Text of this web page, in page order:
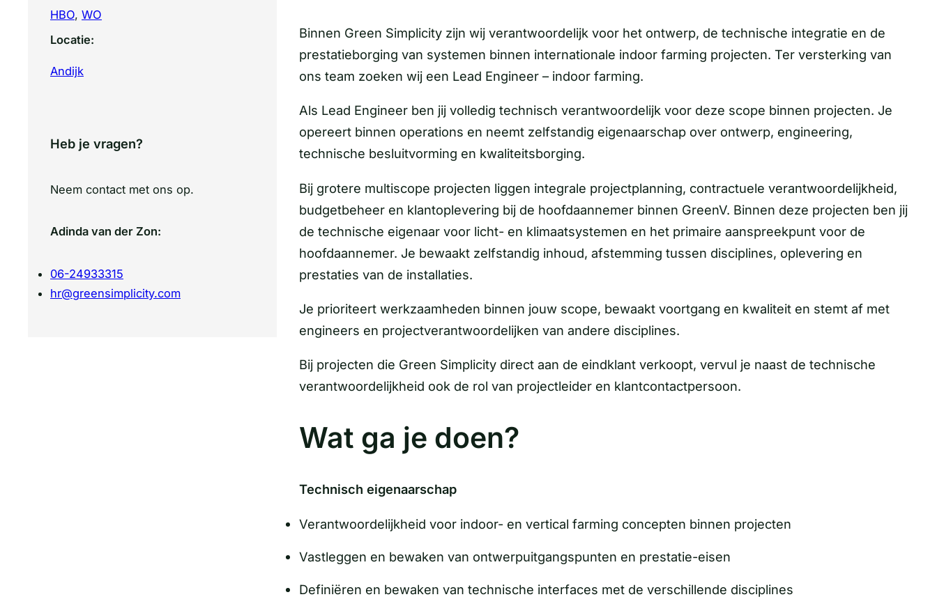
HBO, WO
Locatie:
Andijk
Heb je vragen?
Neem contact met ons op.
Adinda van der Zon:
06-24933315
hr@greensimplicity.com
Binnen Green Simplicity zijn wij verantwoordelijk voor het ontwerp, de technische integratie en de
prestatieborging van systemen binnen internationale indoor farming projecten. Ter versterking van
ons team zoeken wij een Lead Engineer – indoor farming.
Als Lead Engineer ben jij volledig technisch verantwoordelijk voor deze scope binnen projecten. Je
opereert binnen operations en neemt zelfstandig eigenaarschap over ontwerp, engineering,
technische besluitvorming en kwaliteitsborging.
Bij grotere multiscope projecten liggen integrale projectplanning, contractuele verantwoordelijkheid,
budgetbeheer en klantoplevering bij de hoofdaannemer binnen GreenV. Binnen deze projecten ben jij
de technische eigenaar voor licht- en klimaatsystemen en het primaire aanspreekpunt voor de
hoofdaannemer. Je bewaakt zelfstandig inhoud, afstemming tussen disciplines, oplevering en
prestaties van de installaties.
Je prioriteert werkzaamheden binnen jouw scope, bewaakt voortgang en kwaliteit en stemt af met
engineers en projectverantwoordelijken van andere disciplines.
Bij projecten die Green Simplicity direct aan de eindklant verkoopt, vervul je naast de technische
verantwoordelijkheid ook de rol van projectleider en klantcontactpersoon.
Wat ga je doen?
Technisch eigenaarschap
Verantwoordelijkheid voor indoor- en vertical farming concepten binnen projecten
Vastleggen en bewaken van ontwerpuitgangspunten en prestatie-eisen
Definiëren en bewaken van technische interfaces met de verschillende disciplines